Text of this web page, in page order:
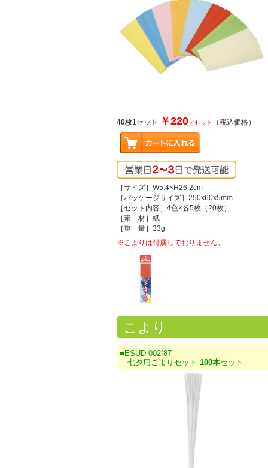
40枚1セット ￥220／セット （税込価格）
［サイズ］W5.4×H26.2cm
［パッケージサイズ］250x60x5mm
［セット内容］4色×各5枚（20枚）
［素 材］紙
［重 量］33g
※こよりは付属しておりません。
こより
■ESUD-002f87
七夕用こよりセット 100本セット